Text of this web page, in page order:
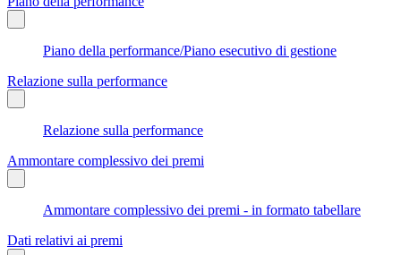
Piano della performance/Piano esecutivo di gestione
Relazione sulla performance
Relazione sulla performance
Ammontare complessivo dei premi
Ammontare complessivo dei premi - in formato tabellare
Dati relativi ai premi